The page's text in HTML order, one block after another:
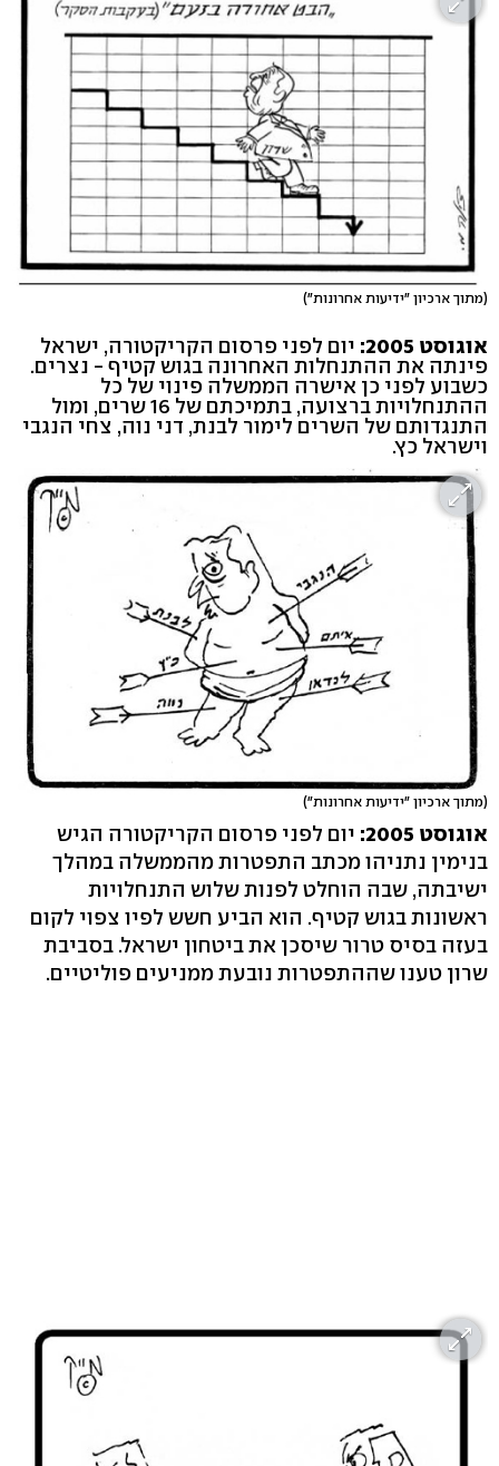
(מתוך ארכיון "ידיעות אחרונות")
אוגוסט 2005: יום לפני פרסום הקריקטורה, ישראל
פינתה את ההתנחלות האחרונה בגוש קטיף - נצרים.
כשבוע לפני כן אישרה הממשלה פינוי של כל
ההתנחלויות ברצועה, בתמיכתם של 16 שרים, ומול
התנגדותם של השרים לימור לבנת, דני נוה, צחי הנגבי
וישראל כץ.
(מתוך ארכיון "ידיעות אחרונות")
אוגוסט 2005:
יום לפני פרסום הקריקטורה הגיש
בנימין נתניהו מכתב התפטרות מהממשלה במהלך
ישיבתה, שבה הוחלט לפנות שלוש התנחלויות
ראשונות בגוש קטיף. הוא הביע חשש לפיו צפוי לקום
בעזה בסיס טרור שיסכן את ביטחון ישראל. בסביבת
שרון טענו שההתפטרות נובעת ממניעים פוליטיים.